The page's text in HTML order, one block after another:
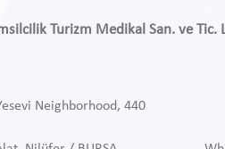
Turizm Medikal San. ve Tic.
Neighborhood, 440